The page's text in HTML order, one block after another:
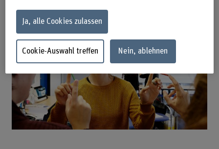
Vielen Dank für Ihre Anmeldung.
Ja, alle Cookies zulassen
Cookie-Auswahl treffen Nein, ablehnen